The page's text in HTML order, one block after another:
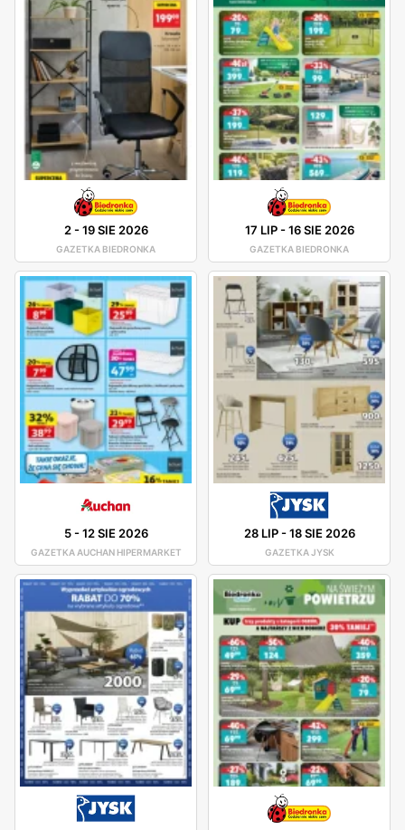
2-19 SIE 2026
GAZETKA BIEDRONKA
17 LIP-16 SIE 2026
GAZETKA BIEDRONKA
5-12 SIE 2026
GAZETKA AUCHAN HIPERMARKET
28 LIP-18 SIE 2026
GAZETKA JYSK